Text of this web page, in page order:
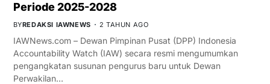
Periode 2025-2028
BYREDAKSI IAWNEWS 2 TAHUN AGO
IAWNews.com – Dewan Pimpinan Pusat (DPP) Indonesia
Accountability Watch (IAW) secara resmi mengumumkan
pengangkatan susunan pengurus baru untuk Dewan
Perwakilan…